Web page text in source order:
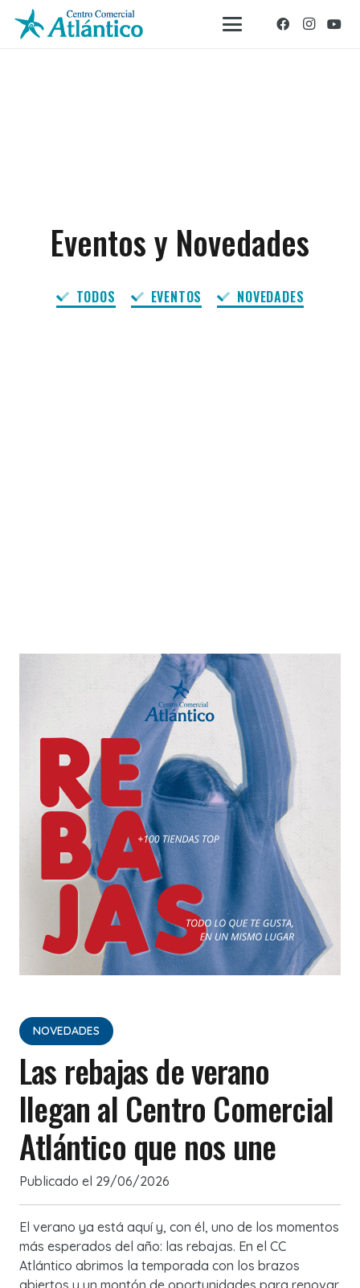
Eventos y Novedades
TODOS EVENTOS NOVEDADES
NOVEDADES
Las rebajas de verano
llegan al Centro Comercial
Atlántico que nos une
Publicado el 29/06/2026
El verano ya está aquí y, con él, uno de los momentos
más esperados del año: las rebajas. En el CC
Atlántico abrimos la temporada con los brazos